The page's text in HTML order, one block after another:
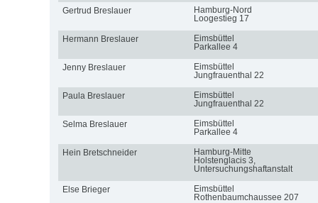
Gertrud Breslauer
Hamburg-Nord
Loogestieg 17
Hermann Breslauer
Eimsbüttel
Parkallee 4
Jenny Breslauer
Eimsbüttel
Jungfrauenthal 22
Paula Breslauer
Eimsbüttel
Jungfrauenthal 22
Selma Breslauer
Eimsbüttel
Parkallee 4
Hein Bretschneider
Hamburg-Mitte
Holstenglacis 3,
Untersuchungshaftanstalt
Else Brieger
Eimsbüttel
Rothenbaumchaussee 207